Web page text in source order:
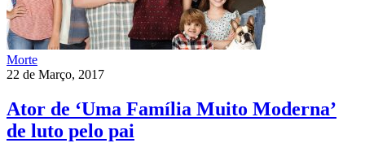
Morte
22 de Março, 2017
Ator de ‘Uma Família Muito Moderna’
de luto pelo pai